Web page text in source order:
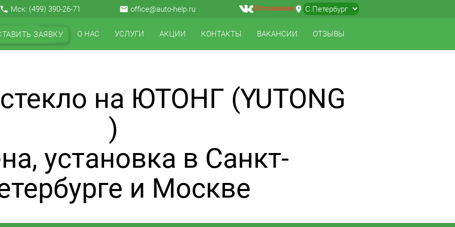
local_phone Мск: (499) 390-26-71 email office@auto-help.ru Оптовикамlocation_on ▼
ЗАЯВКУ О НАС УСЛУГИ АКЦИИ КОНТАКТЫ ВАКАНСИИ ОТЗЫВЫ
на ЮТОНГ (YUTONG
)
установка в Санкт-
и Москве